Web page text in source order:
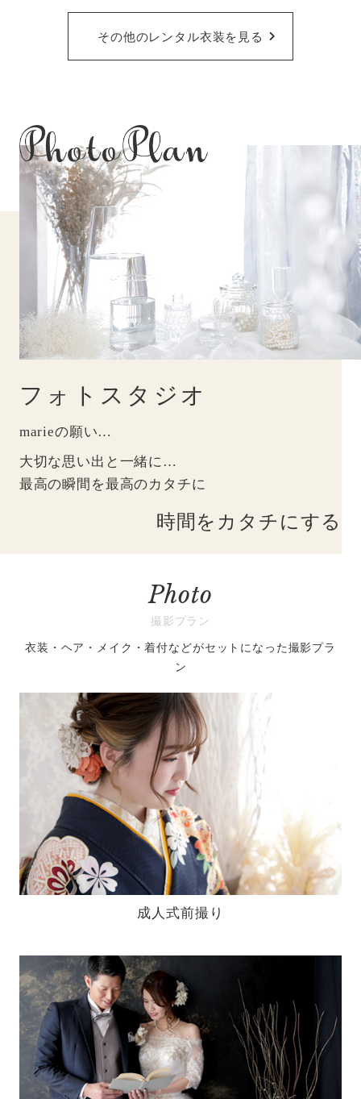
その他のレンタル衣装を見る
フォトスタジオ
marieの願い…
大切な思い出と一緒に…
最高の瞬間を最高のカタチに
時間をカタチにする
Photo
撮影プラン
衣装・ヘア・メイク・着付などがセットになった撮影プラ
ン
成人式前撮り